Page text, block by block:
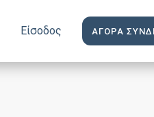
Είσοδος ΑΓΟΡΑ